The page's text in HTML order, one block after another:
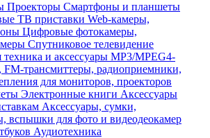
Проекторы Смартфоны и планшеты
ТВ приставки Web-камеры,
Цифровые фотокамеры,
Спутниковое телевидение
техника и аксессуары MP3/MPEG4-
трансмиттеры, радиоприемники,
для мониторов, проекторов
Электронные книги Аксессуары
Аксессуары, сумки,
вспышки для фото и видеодеокамер
Аудиотехника